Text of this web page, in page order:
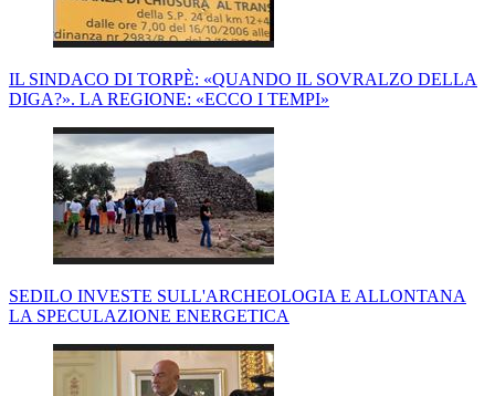
IL SINDACO DI TORPÈ: «QUANDO IL SOVRALZO DELLA
DIGA?». LA REGIONE: «ECCO I TEMPI»
SEDILO INVESTE SULL'ARCHEOLOGIA E ALLONTANA
LA SPECULAZIONE ENERGETICA